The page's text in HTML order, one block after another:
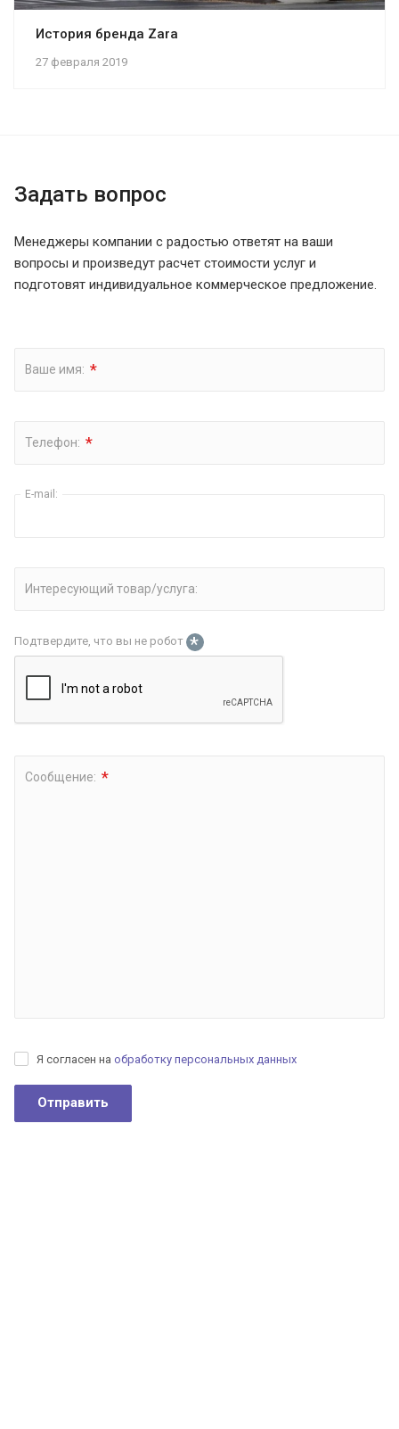
27 февраля 2019
История бренда Zara
Задать вопрос
Менеджеры компании с радостью ответят на ваши
вопросы и произведут расчет стоимости услуг и
подготовят индивидуальное коммерческое предложение.
Ваше имя: *
Телефон: *
E-mail:
Интересующий товар/услуга:
Подтвердите, что вы не робот *
Сообщение: *
Я согласен на обработку персональных данных